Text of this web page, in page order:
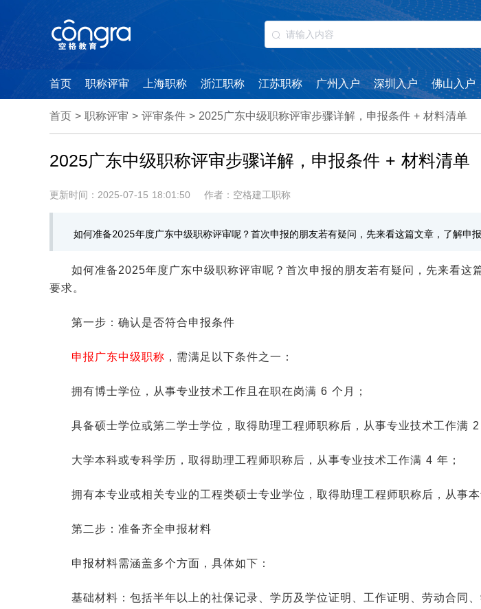
首页 职称评审 上海职称 浙江职称 江苏职称 广州入户 深圳入户 佛山入户
首页 > 职称评审 > 评审条件 > 2025广东中级职称评审步骤详解，申报条件 + 材料清单
2025广东中级职称评审步骤详解，申报条件 + 材料清单
更新时间：2025-07-15 18:01:50 作者：空格建工职称
如何准备2025年度广东中级职称评审呢？首次申报的朋友若有疑问，先来看这篇文章，了解申报
如何准备2025年度广东中级职称评审呢？首次申报的朋友若有疑问，先来看这
要求。
第一步：确认是否符合申报条件
申报广东中级职称 ，需满足以下条件之一：
拥有博士学位，从事专业技术工作且在职在岗满 6 个月；
具备硕士学位或第二学士学位，取得助理工程师职称后，从事专业技术工作满 2
大学本科或专科学历，取得助理工程师职称后，从事专业技术工作满 4 年；
拥有本专业或相关专业的工程类硕士专业学位，取得助理工程师职称后，从事
第二步：准备齐全申报材料
申报材料需涵盖多个方面，具体如下：
基础材料：包括半年以上的社保记录、学历及学位证明、工作证明、劳动合同、